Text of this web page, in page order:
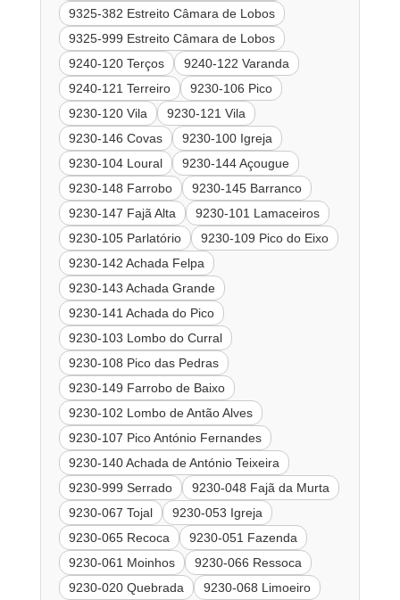
9325-382 Estreito Câmara de Lobos
9325-999 Estreito Câmara de Lobos
9240-120 Terços
9240-122 Varanda
9240-121 Terreiro
9230-106 Pico
9230-120 Vila
9230-121 Vila
9230-146 Covas
9230-100 Igreja
9230-104 Loural
9230-144 Açougue
9230-148 Farrobo
9230-145 Barranco
9230-147 Fajã Alta
9230-101 Lamaceiros
9230-105 Parlatório
9230-109 Pico do Eixo
9230-142 Achada Felpa
9230-143 Achada Grande
9230-141 Achada do Pico
9230-103 Lombo do Curral
9230-108 Pico das Pedras
9230-149 Farrobo de Baixo
9230-102 Lombo de Antão Alves
9230-107 Pico António Fernandes
9230-140 Achada de António Teixeira
9230-999 Serrado
9230-048 Fajã da Murta
9230-067 Tojal
9230-053 Igreja
9230-065 Recoca
9230-051 Fazenda
9230-061 Moinhos
9230-066 Ressoca
9230-020 Quebrada
9230-068 Limoeiro